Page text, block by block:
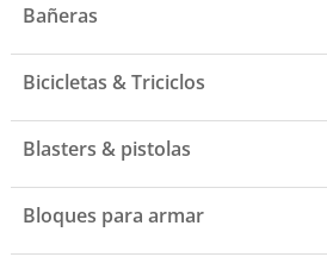
Bañeras
Bicicletas & Triciclos
Blasters & pistolas
Bloques para armar